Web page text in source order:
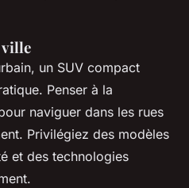
ville
un SUV compact
Penser à la
naviguer dans les rues
Privilégiez des modèles
et des technologies